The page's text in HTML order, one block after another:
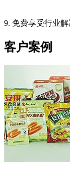
9. 免费享受行业
客户案例